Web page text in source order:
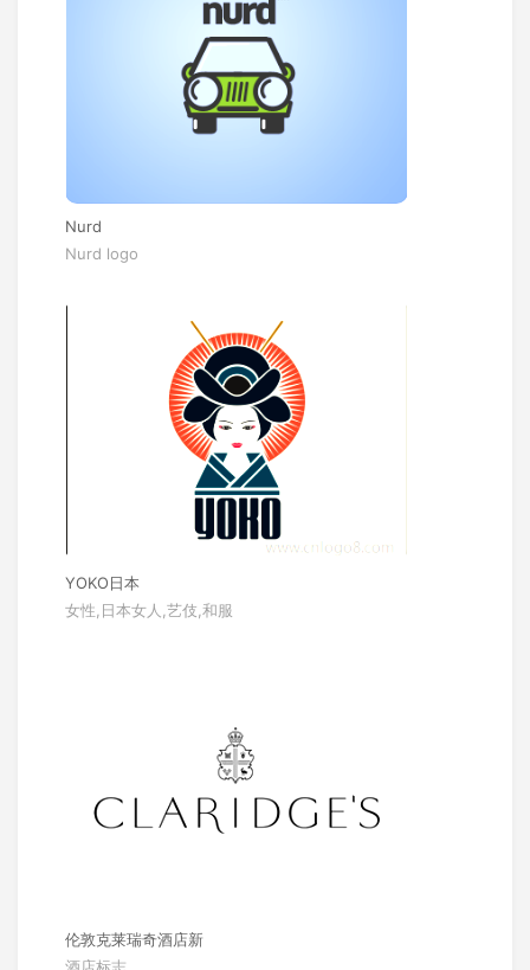
Nurd
Nurd logo
YOKO日本
女性,日本女人,艺伎,和服
伦敦克莱瑞奇酒店新